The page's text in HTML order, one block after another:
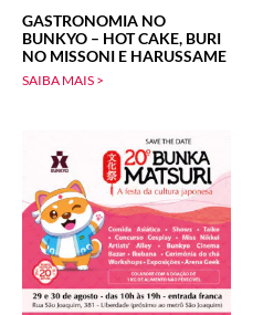
GASTRONOMIA NO
BUNKYO – HOT CAKE, BURI
NO MISSONI E HARUSSAME
SAIBA MAIS >